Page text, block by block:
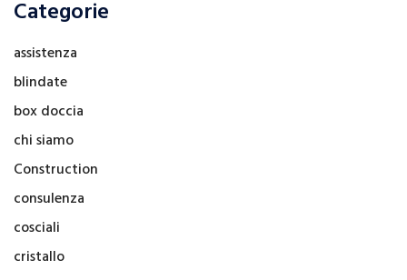
Categorie
assistenza
blindate
box doccia
chi siamo
Construction
consulenza
cosciali
cristallo